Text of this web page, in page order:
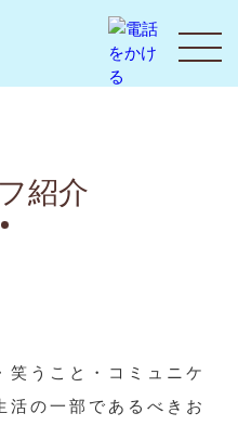
紹介
うこと・コミュニケ
活の一部であるべきお